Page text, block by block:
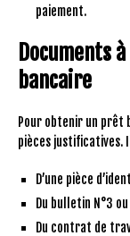
paiement.
Documents
bancaire
Pour obtenir un
pièces justificatives.
D’une pièce
Du bulletin N°3
Du contrat de